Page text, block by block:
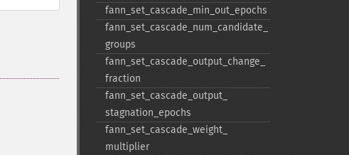
fann_​set_​cascade_​min_​out_​epochs
fann_​set_​cascade_​num_​candidate_​
groups
fann_​set_​cascade_​output_​change_​
fraction
fann_​set_​cascade_​output_​
stagnation_​epochs
fann_​set_​cascade_​weight_​
multiplier